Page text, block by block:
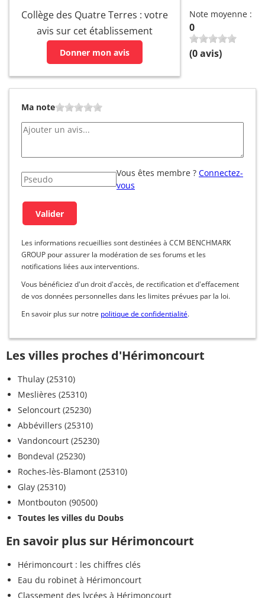
Collège des Quatre Terres : votre
avis sur cet établissement
Donner mon avis
Note moyenne :
0
(0avis)
Ma note
Vous êtes membre ? Connectez-
vous
Les informations recueillies sont destinées à CCM BENCHMARK
GROUP pour assurer la modération de ses forums et les
notifications liées aux interventions.
Vous bénéficiez d'un droit d'accès, de rectification et d'effacement
de vos données personnelles dans les limites prévues par la loi.
En savoir plus sur notre politique de confidentialité.
Les villes proches d'Hérimoncourt
Thulay (25310)
Meslières (25310)
Seloncourt (25230)
Abbévillers (25310)
Vandoncourt (25230)
Bondeval (25230)
Roches-lès-Blamont (25310)
Glay (25310)
Montbouton (90500)
Toutes les villes du Doubs
En savoir plus sur Hérimoncourt
Hérimoncourt : les chiffres clés
Eau du robinet à Hérimoncourt
Classement des lycées à Hérimoncourt